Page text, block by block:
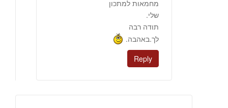
מחמאות למתכון
שלי.
תודה רבה
לך.באהבה.
Reply